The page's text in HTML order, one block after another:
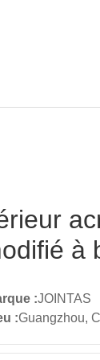
à
:JOINTAS
:Guangzhou,